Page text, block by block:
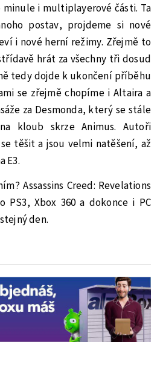
i multiplayerové části. Ta
postav, projdeme si nové
i nové herní režimy. Zřejmě to
hrát za všechny tři dosud
tedy dojde k ukončení příběhu
se zřejmě chopíme i Altaira a
za Desmonda, který se stále
kloub skrze Animus. Autoři
těšit a jsou velmi natěšení, až
E3.
Assassins Creed: Revelations
Xbox 360 a dokonce i PC
den.